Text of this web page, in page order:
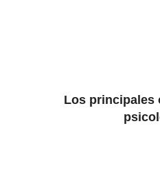
Los principales